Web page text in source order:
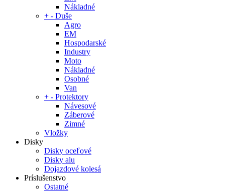
Nákladné
+ - Duše
Agro
EM
Hospodarské
Industry
Moto
Nákladné
Osobné
Van
+ - Protektory
Návesové
Záberové
Zimné
Vložky
Disky
Disky oceľové
Disky alu
Dojazdové kolesá
Príslušenstvo
Ostatné